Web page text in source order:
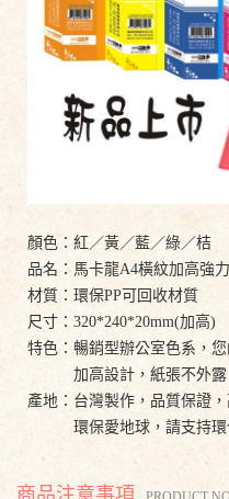
顏色：紅／黃／藍／綠／桔
品名：馬卡龍A4橫紋加高強
材質：環保PP可回收材質
尺寸：320*240*20mm(加高)
特色：暢銷型辦公室色系，
加高設計，紙張不外露
產地：台灣製作，品質保證
環保愛地球，請支持環
商品注意事項